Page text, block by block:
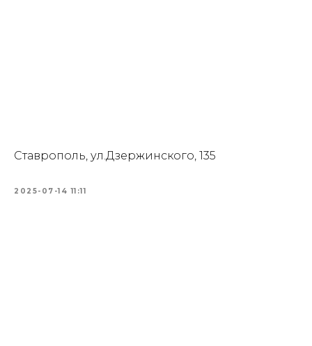
Ставрополь, ул.Дзержинского, 135
2025-07-14 11:11